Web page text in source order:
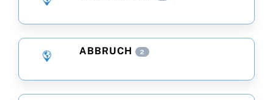
ABBRUCH 2